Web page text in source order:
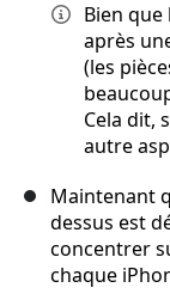
Bien
après
(les
Cela dit,
autre
Maintenant
dessus est
concentrer
chaque